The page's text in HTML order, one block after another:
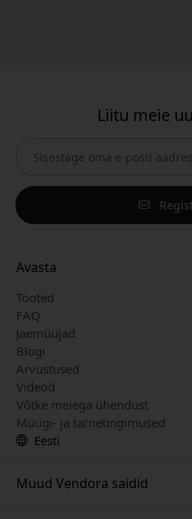
Liitu meie
Avasta
Tooted
FAQ
Jaemüüjad
Blogi
Arvustused
Videod
Võtke meiega ühendust
Müügi- ja tarnetingimused
Eesti
Muud Vendora saidid